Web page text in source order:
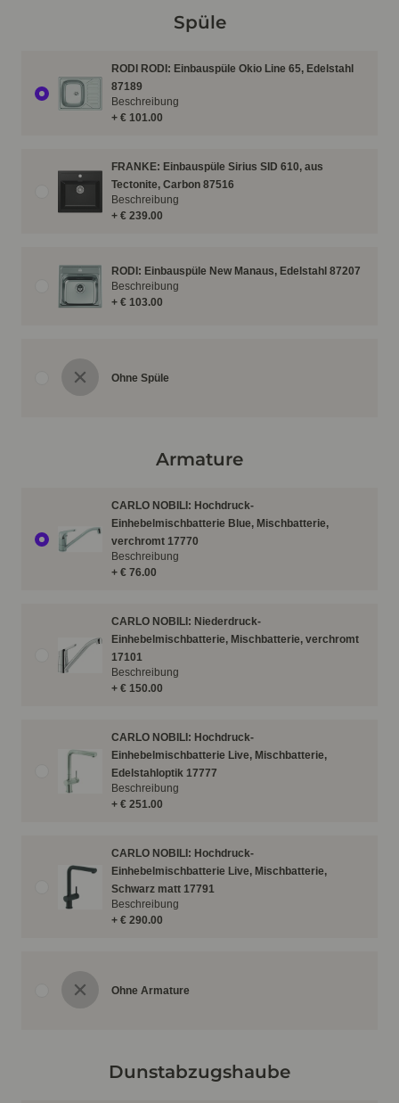
Spüle
RODI RODI: Einbauspüle Okio Line 65, Edelstahl
87189
+ € 101.00
Beschreibung
FRANKE: Einbauspüle Sirius SID 610, aus
Tectonite, Carbon 87516
+ € 239.00
Beschreibung
RODI: Einbauspüle New Manaus, Edelstahl 87207
+ € 103.00
Beschreibung
Ohne Spüle
Armature
CARLO NOBILI: Hochdruck-
Einhebelmischbatterie Blue, Mischbatterie,
verchromt 17770
+ € 76.00
Beschreibung
CARLO NOBILI: Niederdruck-
Einhebelmischbatterie, Mischbatterie, verchromt
17101
+ € 150.00
Beschreibung
CARLO NOBILI: Hochdruck-
Einhebelmischbatterie Live, Mischbatterie,
Edelstahloptik 17777
+ € 251.00
Beschreibung
CARLO NOBILI: Hochdruck-
Einhebelmischbatterie Live, Mischbatterie,
Schwarz matt 17791
+ € 290.00
Beschreibung
Ohne Armature
Dunstabzugshaube